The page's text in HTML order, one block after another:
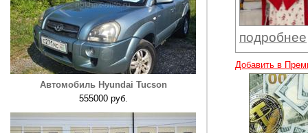
Автомобиль Hyundai Tucson
555000 руб.
подробнее
Добавить в